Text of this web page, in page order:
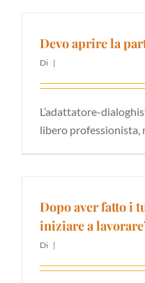
Devo aprire la
Di |
L’adattatore-
libero professionista,
Dopo aver fatto i
iniziare a
Di |